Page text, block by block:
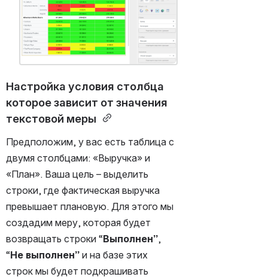
Настройка условия столбца
которое зависит от значения
текстовой меры
Предположим, у вас есть таблица с
двумя столбцами: «Выручка» и
«План». Ваша цель – выделить
строки, где фактическая выручка
превышает плановую. Для этого мы
создадим меру, которая будет
возвращать строки “Выполнен”,
“Не выполнен” и на базе этих
строк мы будет подкрашивать